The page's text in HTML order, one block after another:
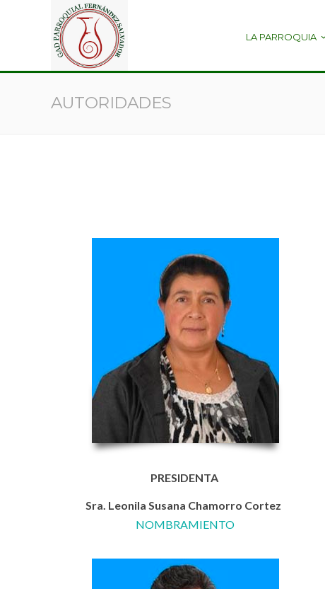
LA PARROQUIA
AUTORIDADES
PRESIDENTA
Sra. Leonila Susana Chamorro Cortez
NOMBRAMIENTO